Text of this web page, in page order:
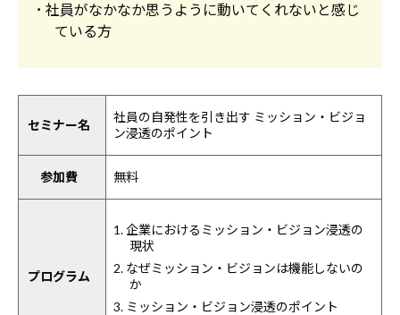
･ 社員がなかなか思うように動いてくれないと感じ
ている方
セミナー名
社員の自発性を引き出す ミッション・ビジョ
ン浸透のポイント
参加費 無料
プログラム
1. 企業におけるミッション・ビジョン浸透の
現状
2. なぜミッション・ビジョンは機能しないの
か
3. ミッション・ビジョン浸透のポイント